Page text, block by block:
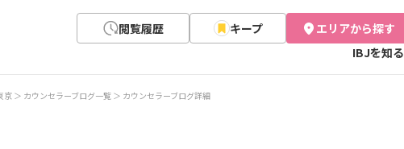
閲覧履歴 キープ エリアから探す
IBJを知る
京 カウンセラーブログ一覧 カウンセラーブログ詳細